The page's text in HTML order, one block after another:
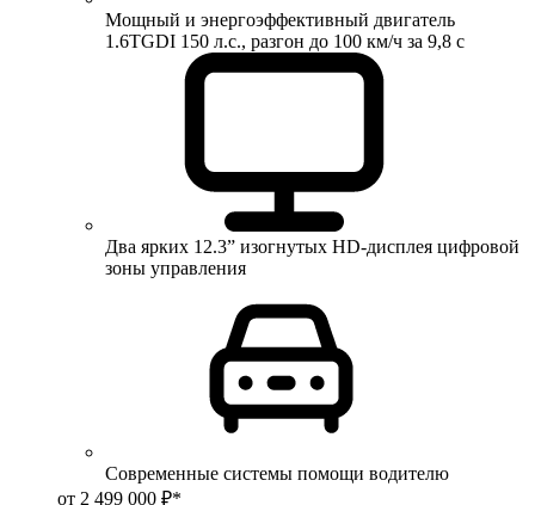
Мощный и энергоэффективный двигатель
1.6TGDI 150 л.с., разгон до 100 км/ч за 9,8 с
Два ярких 12.3” изогнутых HD-дисплея цифровой
зоны управления
Современные системы помощи водителю
от 2 499 000 ₽*